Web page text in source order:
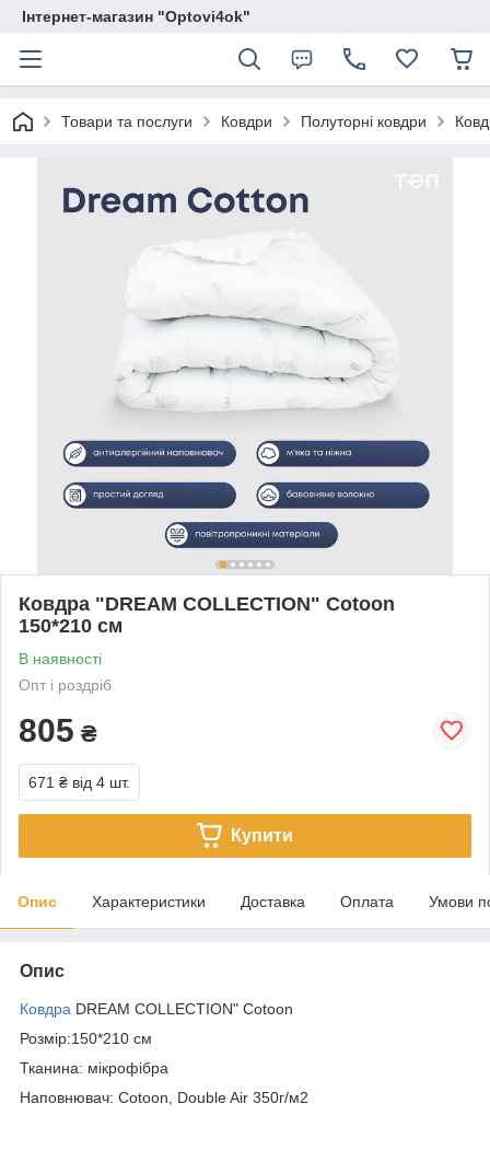
Інтернет-магазин "Optovi4ok"
Товари та послуги Ковдри Полуторні ковдри
Ковдра "DREAM COLLECTION" Cotoon
150*210 см
В наявності
Опт і роздріб
805 ₴
671 ₴ від 4 шт.
Купити
Опис Характеристики Доставка Оплата Умови
Опис
Ковдра DREAM COLLECTION" Cotoon
Розмір:150*210 см
Тканина: мікрофібра
Наповнювач: Cotoon, Double Air 350г/м2